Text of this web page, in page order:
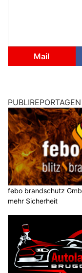
Mail
PUBLIREPORTAGEN
febo brandschutz
mehr Sicherheit